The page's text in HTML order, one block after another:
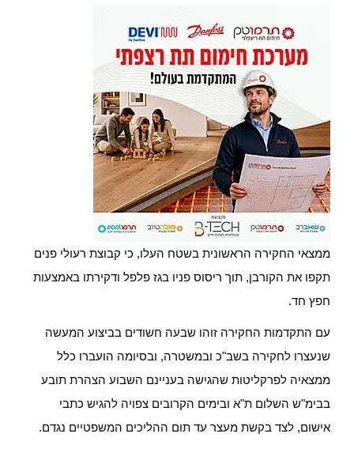
ממצאי החקירה הראשונית בשטח העלו, כי קבוצת רעולי פנים
תקפו את הקורבן, תוך ריסוס פניו בגז פלפל ודקירתו באמצעות
חפץ חד.
עם התקדמות החקירה זוהו שבעה חשודים בביצוע המעשה
שנעצרו לחקירה בשב"כ ובמשטרה, ובסיומה הועברו כלל
ממצאיה לפרקליטות שהגישה בעניינם השבוע הצהרת תובע
בבימ"ש השלום ת"א ובימים הקרובים צפויה להגיש כתבי
אישום, לצד בקשת מעצר עד תום ההליכים המשפטיים נגדם.